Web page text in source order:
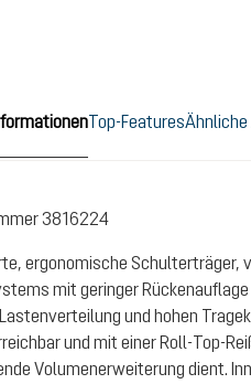
Top-FeaturesÄhnliche
3816224
ergonomische Schulterträger,
mit geringer
und hohen
und mit einer Roll-Top-
Volumenerweiterung dient.